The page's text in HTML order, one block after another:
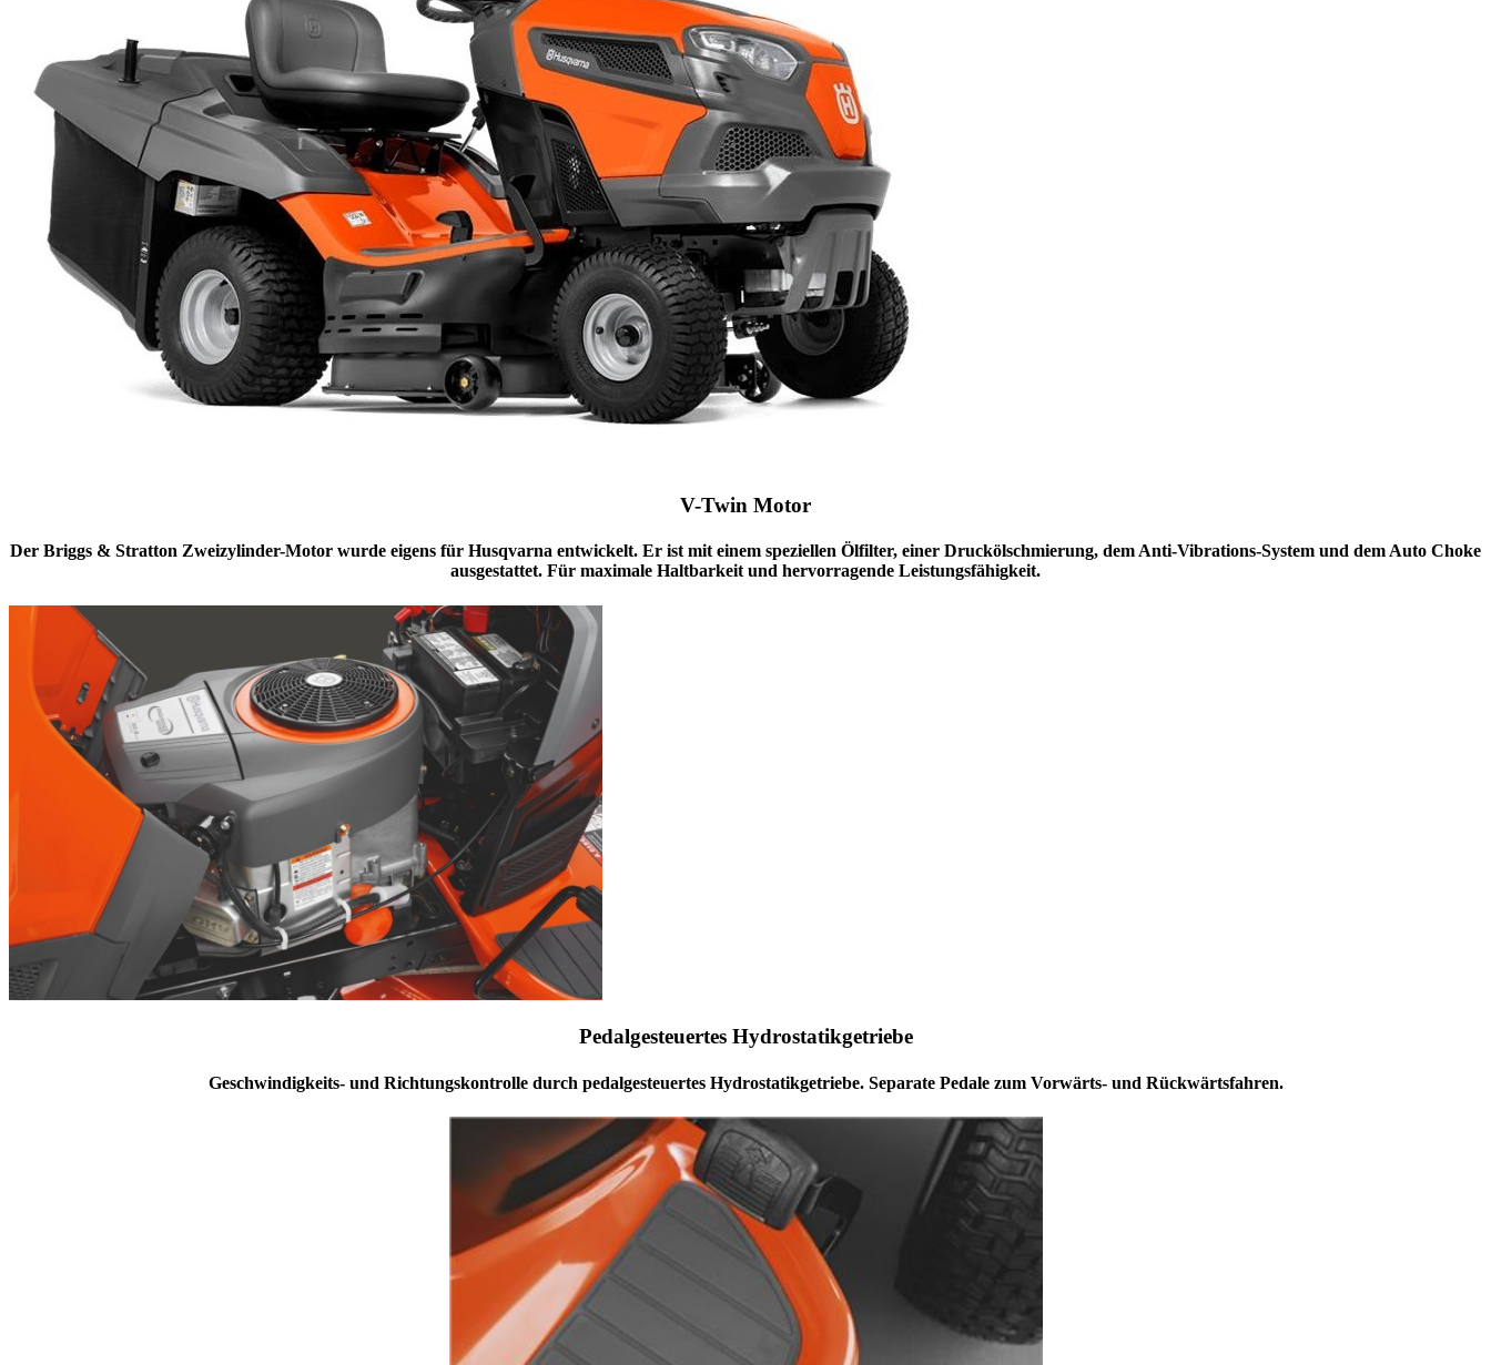
V-Twin Motor
Der Briggs & Stratton Zweizylinder-Motor wurde eigens für Husqvarna entwickelt. Er ist mit einem speziellen Ölfilter, einer Druckölschmierung, dem Anti-Vibrations-System und dem Auto Choke
ausgestattet. Für maximale Haltbarkeit und hervorragende Leistungsfähigkeit.
Pedalgesteuertes Hydrostatikgetriebe
Geschwindigkeits- und Richtungskontrolle durch pedalgesteuertes Hydrostatikgetriebe. Separate Pedale zum Vorwärts- und Rückwärtsfahren.